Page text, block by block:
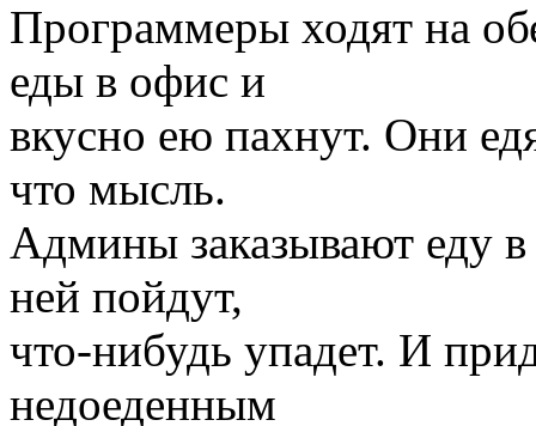
Программеры ходят на
еды в офис и
вкусно ею пахнут. Они
что мысль.
Админы заказывают еду
ней пойдут,
что-нибудь упадет. И
недоеденным